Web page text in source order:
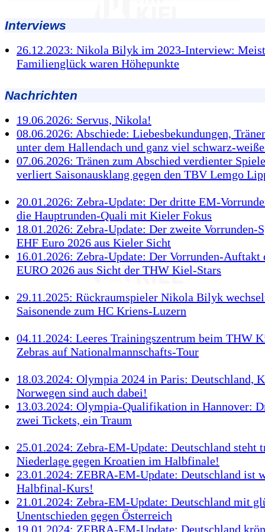
Interviews
26.12.2023: Nikola Bilyk im 2023-Interview:
Familienglück waren Höhepunkte
Nachrichten
19.06.2026: Servus, Nikola!
08.06.2026: Abschiede: Liebesbekundungen,
unter dem Hallendach und ganz viel schwarz-
07.06.2026: Tränen zum Abschied verdienter
verliert Saisonausklang gegen den TBV Lemgo
20.01.2026: Zebra-Update: Der dritte EM-
die Hauptrunden-Quali mit Kieler Fokus
18.01.2026: Zebra-Update: Der zweite Vorrunden-
EHF Euro 2026 aus Kieler Sicht
16.01.2026: Zebra-Update: Der Vorrunden-Auftakt
EURO 2026 aus Sicht der THW Kiel-Stars
29.11.2025: Rückraumspieler Nikola Bilyk
Saisonende zum HC Kriens-Luzern
04.11.2024: Leeres Trainingszentrum beim THW
Zebras auf Nationalmannschafts-Tour
18.03.2024: Olympia 2024 in Paris: Deutschland,
Norwegen sind auch dabei!
13.03.2024: Olympia-Qualifikation in Hannover:
zwei Tickets, ein Traum
25.01.2024: Zebra-EM-Update: Deutschland steht
Niederlage gegen Kroatien im Halbfinale!
23.01.2024: ZEBRA-EM-Update: Deutschland ist
Halbfinal-Kurs!
21.01.2024: Zebra-EM-Update: Deutschland mit
Unentschieden gegen Österreich
19.01.2024: ZEBRA-EM-Update: Deutschland